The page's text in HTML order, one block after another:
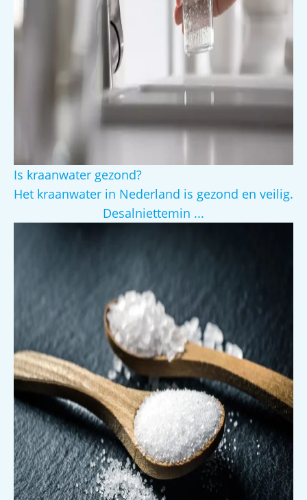
Is kraanwater gezond?
Het kraanwater in Nederland is gezond en veilig.
Desalniettemin ...